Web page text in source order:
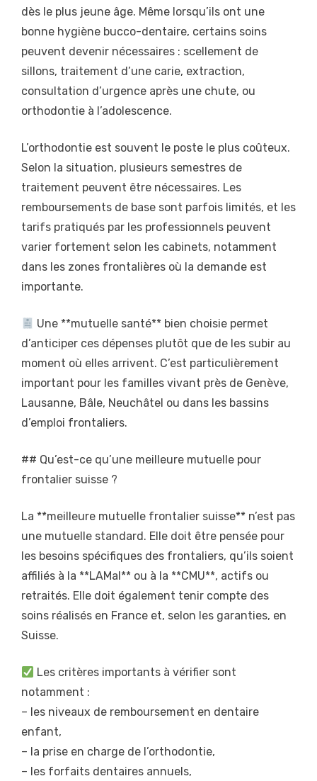
dès le plus jeune âge. Même lorsqu’ils ont une
bonne hygiène bucco-dentaire, certains soins
peuvent devenir nécessaires : scellement de
sillons, traitement d’une carie, extraction,
consultation d’urgence après une chute, ou
orthodontie à l’adolescence.
L’orthodontie est souvent le poste le plus coûteux.
Selon la situation, plusieurs semestres de
traitement peuvent être nécessaires. Les
remboursements de base sont parfois limités, et les
tarifs pratiqués par les professionnels peuvent
varier fortement selon les cabinets, notamment
dans les zones frontalières où la demande est
importante.
Une **mutuelle santé** bien choisie permet
d’anticiper ces dépenses plutôt que de les subir au
moment où elles arrivent. C’est particulièrement
important pour les familles vivant près de Genève,
Lausanne, Bâle, Neuchâtel ou dans les bassins
d’emploi frontaliers.
## Qu’est-ce qu’une meilleure mutuelle pour
frontalier suisse ?
La **meilleure mutuelle frontalier suisse** n’est pas
une mutuelle standard. Elle doit être pensée pour
les besoins spécifiques des frontaliers, qu’ils soient
affiliés à la **LAMal** ou à la **CMU**, actifs ou
retraités. Elle doit également tenir compte des
soins réalisés en France et, selon les garanties, en
Suisse.
Les critères importants à vérifier sont
notamment :
– les niveaux de remboursement en dentaire
enfant,
– la prise en charge de l’orthodontie,
– les forfaits dentaires annuels,